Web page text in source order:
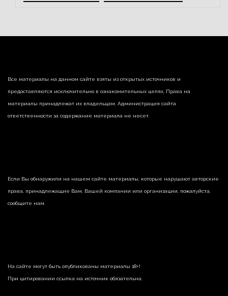
Все материалы на данном сайте взяты из открытых источников и
предоставляются исключительно в ознакомительных целях. Права на
материалы принадлежат их владельцам. Администрация сайта
ответственности за содержание материала не несет.
Если Вы обнаружили на нашем сайте материалы, которые нарушают авторские
права, принадлежащие Вам, Вашей компании или организации, пожалуйста,
сообщите нам.
На сайте могут быть опубликованы материалы 18+!
При цитировании ссылка на источник обязательна.